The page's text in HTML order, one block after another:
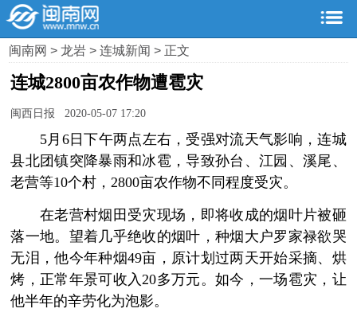
闽南网>龙岩>连城新闻> 正文
连城2800亩农作物遭雹灾
闽西日报 2020-05-07 17:20
5月6日下午两点左右，受强对流天气影响，连城
县北团镇突降暴雨和冰雹，导致孙台、江园、溪尾、
老营等10个村，2800亩农作物不同程度受灾。
在老营村烟田受灾现场，即将收成的烟叶片被砸
落一地。望着几乎绝收的烟叶，种烟大户罗家禄欲哭
无泪，他今年种烟49亩，原计划过两天开始采摘、烘
烤，正常年景可收入20多万元。如今，一场雹灾，让
他半年的辛劳化为泡影。